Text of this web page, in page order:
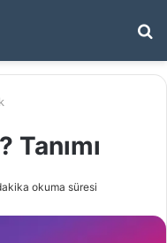
okuma süresi